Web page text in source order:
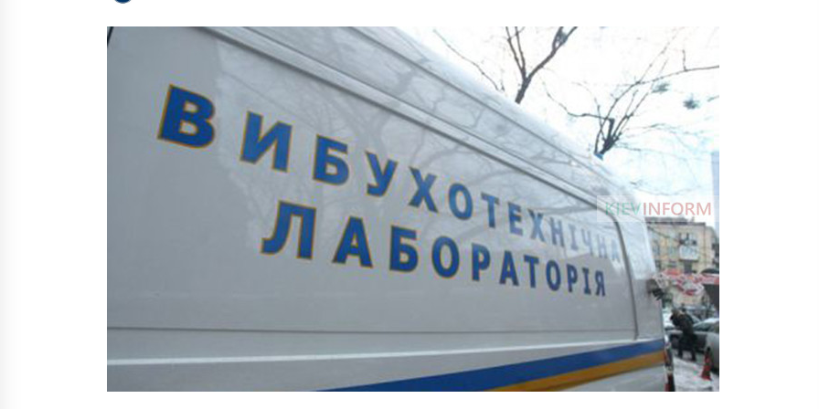
8 років ago
Нацбанк приурочив випуск нових
гривень до Дня Незалежності
Локації Євробачення відчистять
9 років ago
У центрі Києва будують
найбільший міський сноупарк
Європи
Біля метро «Почайна» обвалився
паркан шляхопроводу
6 років ago